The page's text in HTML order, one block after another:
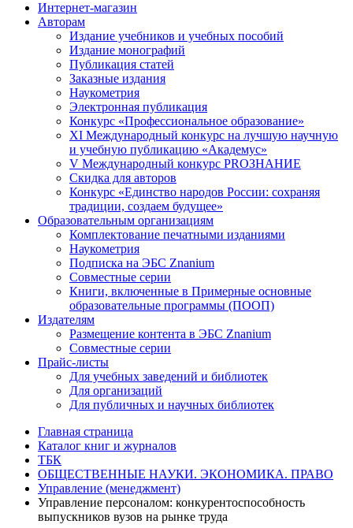
Интернет-магазин
Авторам
Издание учебников и учебных пособий
Издание монографий
Публикация статей
Заказные издания
Наукометрия
Электронная публикация
Конкурс «Профессиональное образование»
XI Международный конкурс на лучшую научную
и учебную публикацию «Академус»
V Международный конкурс PROЗНАНИЕ
Скидка для авторов
Конкурс «Единство народов России: сохраняя
традиции, создаем будущее»
Образовательным организациям
Комплектование печатными изданиями
Наукометрия
Подписка на ЭБС Znanium
Совместные серии
Книги, включенные в Примерные основные
образовательные программы (ПООП)
Издателям
Размещение контента в ЭБС Znanium
Совместные серии
Прайс-листы
Для учебных заведений и библиотек
Для организаций
Для публичных и научных библиотек
Главная страница
Каталог книг и журналов
ТБК
ОБЩЕСТВЕННЫЕ НАУКИ. ЭКОНОМИКА. ПРАВО
Управление (менеджмент)
Управление персоналом: конкурентоспособность
выпускников вузов на рынке труда